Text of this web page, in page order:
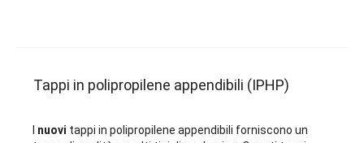
Tappi in polipropilene appendibili (IPHP)
nuovi tappi in polipropilene appendibili forniscono un